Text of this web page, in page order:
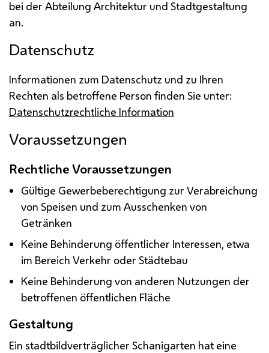
bei der Abteilung Architektur und Stadtgestaltung
an.
Datenschutz
Informationen zum Datenschutz und zu Ihren
Rechten als betroffene Person finden Sie unter:
Datenschutzrechtliche Information
Voraussetzungen
Rechtliche Voraussetzungen
Gültige Gewerbeberechtigung zur Verabreichung
von Speisen und zum Ausschenken von
Getränken
Keine Behinderung öffentlicher Interessen, etwa
im Bereich Verkehr oder Städtebau
Keine Behinderung von anderen Nutzungen der
betroffenen öffentlichen Fläche
Gestaltung
Ein stadtbildverträglicher Schanigarten hat eine